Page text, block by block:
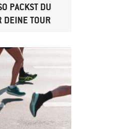
PACKST DU
DEINE TOUR